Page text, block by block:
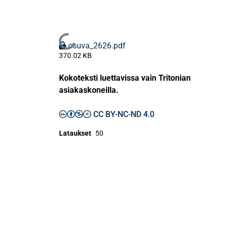
Ladataan...
osuva_2626.pdf
370.02 KB
Kokoteksti luettavissa vain Tritonian
asiakaskoneilla.
CC BY-NC-ND 4.0
Lataukset 50